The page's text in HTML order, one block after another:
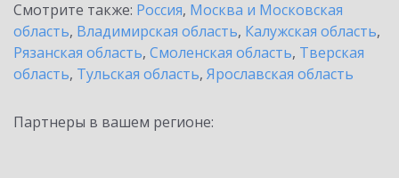
Смотрите также: Россия, Москва и Московская
область, Владимирская область, Калужская область,
Рязанская область, Смоленская область, Тверская
область, Тульская область, Ярославская область
Партнеры в вашем регионе: